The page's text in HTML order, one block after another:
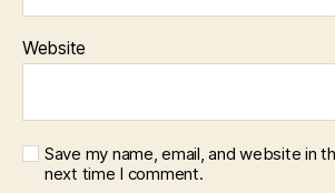
Website
Save my name, email, and website in
next time I comment.